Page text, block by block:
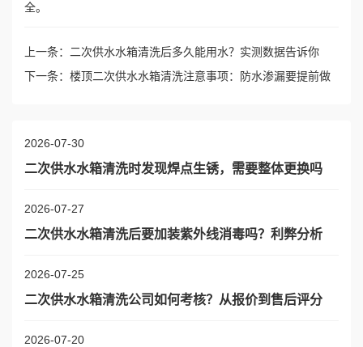
全。
上一条：
二次供水水箱清洗后多久能用水？实测数据告诉你
下一条： 楼顶二次供水水箱清洗注意事项：防水渗漏要提前做
2026-07-30
二次供水水箱清洗时发现焊点生锈，需要整体更换吗
2026-07-27
二次供水水箱清洗后要加装紫外线消毒吗？利弊分析
2026-07-25
二次供水水箱清洗公司如何考核？从报价到售后评分
2026-07-20